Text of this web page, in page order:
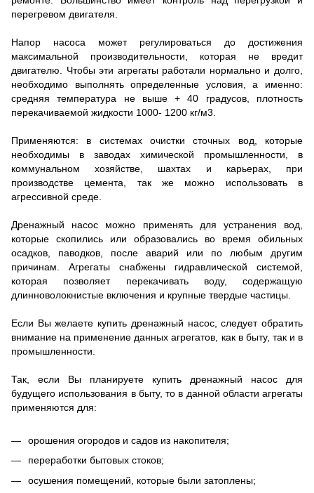
перегревом двигателя.
Напор насоса может регулироваться до достижения
максимальной производительности, которая не вредит
двигателю. Чтобы эти агрегаты работали нормально и долго,
необходимо выполнять определенные условия, а именно:
средняя температура не выше + 40 градусов, плотность
перекачиваемой жидкости 1000- 1200 кг/м3.
Применяются: в системах очистки сточных вод, которые
необходимы в заводах химической промышленности, в
коммунальном хозяйстве, шахтах и карьерах, при
производстве цемента, так же можно использовать в
агрессивной среде.
Дренажный насос можно применять для устранения вод,
которые скопились или образовались во время обильных
осадков, паводков, после аварий или по любым другим
причинам. Агрегаты снабжены гидравлической системой,
которая позволяет перекачивать воду, содержащую
длинноволокнистые включения и крупные твердые частицы.
Если Вы желаете купить дренажный насос, следует обратить
внимание на применение данных агрегатов, как в быту, так и в
промышленности.
Так, если Вы планируете купить дренажный насос для
будущего использования в быту, то в данной области агрегаты
применяются для:
орошения огородов и садов из накопителя;
переработки бытовых стоков;
осушения помещений, которые были затоплены;